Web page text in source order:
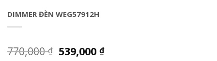
DIMMER ĐÈN WEG57912H
770,000₫ 539,000₫